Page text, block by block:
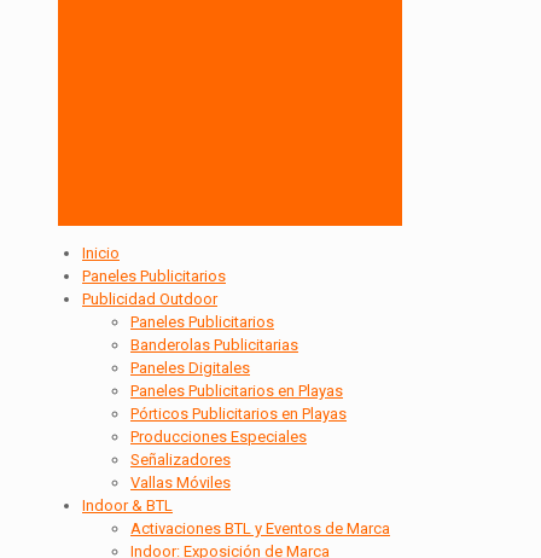
Inicio
Paneles Publicitarios
Publicidad Outdoor
Paneles Publicitarios
Banderolas Publicitarias
Paneles Digitales
Paneles Publicitarios en Playas
Pórticos Publicitarios en Playas
Producciones Especiales
Señalizadores
Vallas Móviles
Indoor & BTL
Activaciones BTL y Eventos de Marca
Indoor: Exposición de Marca